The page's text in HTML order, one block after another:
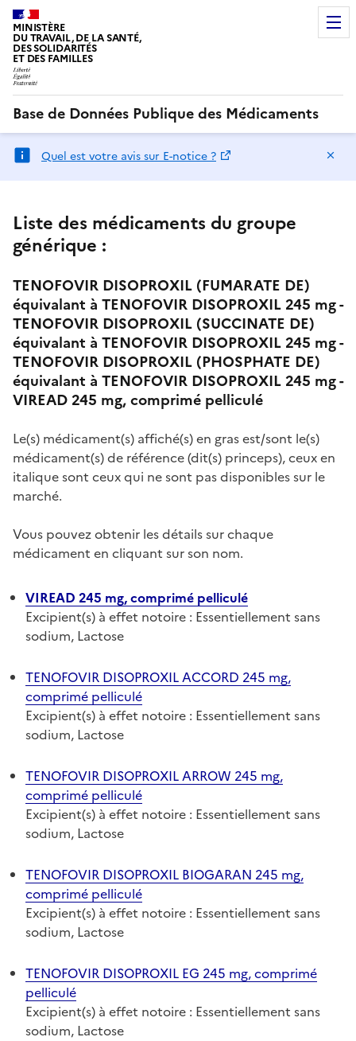
MINISTÈRE
DU TRAVAIL, DE LA SANTÉ,
DES SOLIDARITÉS
ET DES FAMILLES
Base de Données Publique des Médicaments
Quel est votre avis sur E-notice ?
Liste des médicaments du groupe
générique :
TENOFOVIR DISOPROXIL (FUMARATE DE)
équivalant à TENOFOVIR DISOPROXIL 245 mg -
TENOFOVIR DISOPROXIL (SUCCINATE DE)
équivalant à TENOFOVIR DISOPROXIL 245 mg -
TENOFOVIR DISOPROXIL (PHOSPHATE DE)
équivalant à TENOFOVIR DISOPROXIL 245 mg -
VIREAD 245 mg, comprimé pelliculé
Le(s) médicament(s) affiché(s) en gras est/sont le(s)
médicament(s) de référence (dit(s) princeps), ceux en
italique sont ceux qui ne sont pas disponibles sur le
marché.
Vous pouvez obtenir les détails sur chaque
médicament en cliquant sur son nom.
VIREAD 245 mg, comprimé pelliculé
Excipient(s) à effet notoire : Essentiellement sans
sodium, Lactose
TENOFOVIR DISOPROXIL ACCORD 245 mg,
comprimé pelliculé
Excipient(s) à effet notoire : Essentiellement sans
sodium, Lactose
TENOFOVIR DISOPROXIL ARROW 245 mg,
comprimé pelliculé
Excipient(s) à effet notoire : Essentiellement sans
sodium, Lactose
TENOFOVIR DISOPROXIL BIOGARAN 245 mg,
comprimé pelliculé
Excipient(s) à effet notoire : Essentiellement sans
sodium, Lactose
TENOFOVIR DISOPROXIL EG 245 mg, comprimé
pelliculé
Excipient(s) à effet notoire : Essentiellement sans
sodium, Lactose